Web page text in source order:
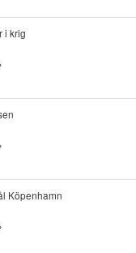
i krig
Köpenhamn